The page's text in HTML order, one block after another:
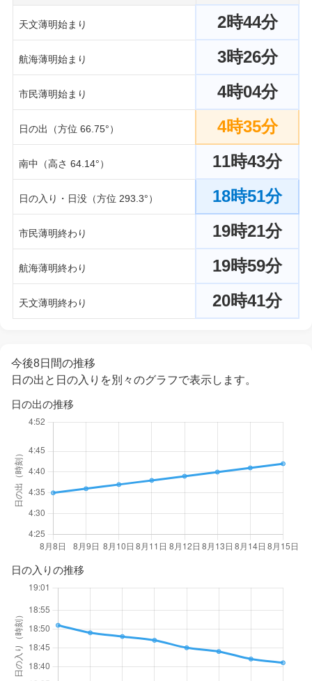
天文薄明始まり 2時44分
航海薄明始まり 3時26分
市民薄明始まり 4時04分
日の出（方位 66.75°） 4時35分
南中（高さ 64.14°） 11時43分
日の入り・日没（方位 293.3°） 18時51分
市民薄明終わり 19時21分
航海薄明終わり 19時59分
天文薄明終わり 20時41分
今後8日間の推移
日の出と日の入りを別々のグラフで表示します。
日の出の推移
日の入りの推移